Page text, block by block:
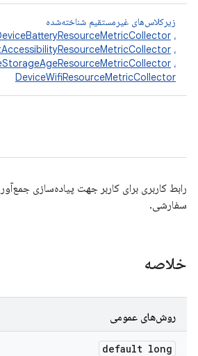
زیرکلاس‌های غیرمستقیم شناخته‌شده
،
،
،
DeviceWifiResourceMetricCollector
رابط کاربری برای کاربر جهت پیاده‌سازی
سفارشی.
خلاصه
روش‌های عمومی
default long